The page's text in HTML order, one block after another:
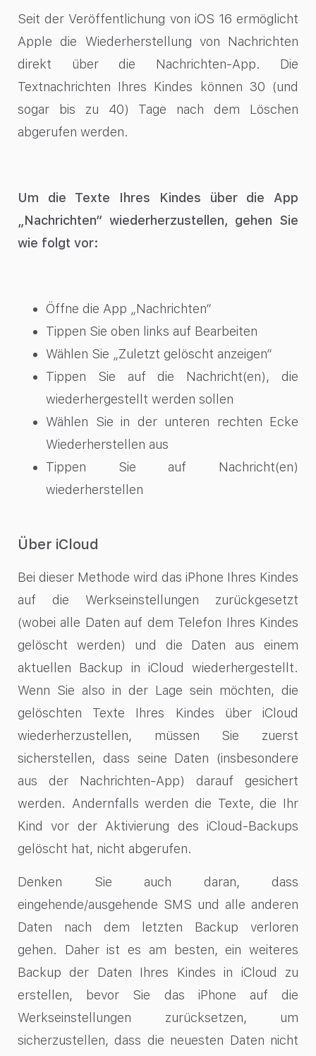
Seit der Veröffentlichung von iOS 16 ermöglicht
Apple die Wiederherstellung von Nachrichten
direkt über die Nachrichten-App. Die
Textnachrichten Ihres Kindes können 30 (und
sogar bis zu 40) Tage nach dem Löschen
abgerufen werden.
Um die Texte Ihres Kindes über die App
„Nachrichten“ wiederherzustellen, gehen Sie
wie folgt vor:
Öffne die App „Nachrichten“
Tippen Sie oben links auf Bearbeiten
Wählen Sie „Zuletzt gelöscht anzeigen“
Tippen Sie auf die Nachricht(en), die
wiederhergestellt werden sollen
Wählen Sie in der unteren rechten Ecke
Wiederherstellen aus
Tippen Sie auf Nachricht(en)
wiederherstellen
Über iCloud
Bei dieser Methode wird das iPhone Ihres Kindes
auf die Werkseinstellungen zurückgesetzt
(wobei alle Daten auf dem Telefon Ihres Kindes
gelöscht werden) und die Daten aus einem
aktuellen Backup in iCloud wiederhergestellt.
Wenn Sie also in der Lage sein möchten, die
gelöschten Texte Ihres Kindes über iCloud
wiederherzustellen, müssen Sie zuerst
sicherstellen, dass seine Daten (insbesondere
aus der Nachrichten-App) darauf gesichert
werden. Andernfalls werden die Texte, die Ihr
Kind vor der Aktivierung des iCloud-Backups
gelöscht hat, nicht abgerufen.
Denken Sie auch daran, dass
eingehende/ausgehende SMS und alle anderen
Daten nach dem letzten Backup verloren
gehen. Daher ist es am besten, ein weiteres
Backup der Daten Ihres Kindes in iCloud zu
erstellen, bevor Sie das iPhone auf die
Werkseinstellungen zurücksetzen, um
sicherzustellen, dass die neuesten Daten nicht